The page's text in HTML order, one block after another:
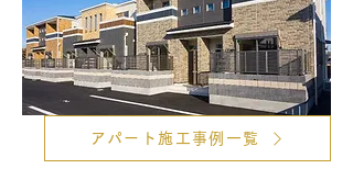
アパート施工事例一覧